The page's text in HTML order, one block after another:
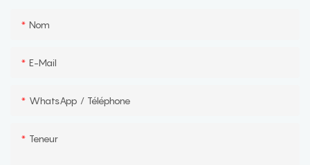
Nom
E-Mail
WhatsApp / Téléphone
Teneur